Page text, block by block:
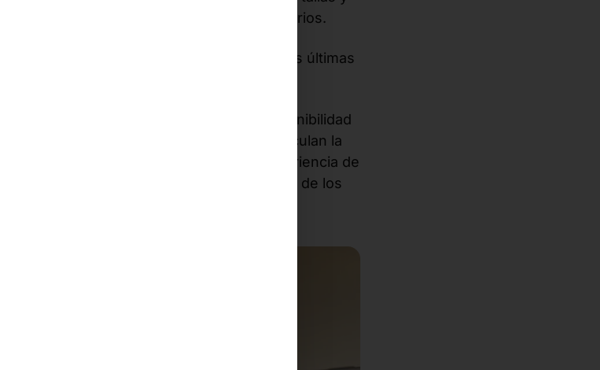
directas de productos complementarios.
con contenidos dinámicos: desde las últimas
servicios adicionales, como la disponibilidad
o las funciones "click & collect", y vinculan la
Estas soluciones no solo crean una experiencia de
aumentan la eficiencia y la fidelidad de los